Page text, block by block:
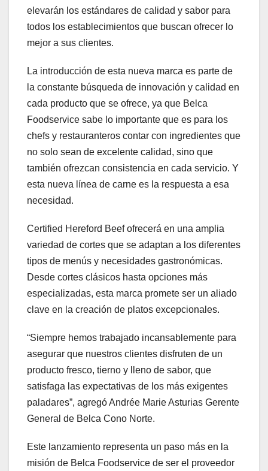
elevarán los estándares de calidad y sabor para
todos los establecimientos que buscan ofrecer lo
mejor a sus clientes.
La introducción de esta nueva marca es parte de
la constante búsqueda de innovación y calidad en
cada producto que se ofrece, ya que Belca
Foodservice sabe lo importante que es para los
chefs y restauranteros contar con ingredientes que
no solo sean de excelente calidad, sino que
también ofrezcan consistencia en cada servicio. Y
esta nueva línea de carne es la respuesta a esa
necesidad.
Certified Hereford Beef ofrecerá en una amplia
variedad de cortes que se adaptan a los diferentes
tipos de menús y necesidades gastronómicas.
Desde cortes clásicos hasta opciones más
especializadas, esta marca promete ser un aliado
clave en la creación de platos excepcionales.
“Siempre hemos trabajado incansablemente para
asegurar que nuestros clientes disfruten de un
producto fresco, tierno y lleno de sabor, que
satisfaga las expectativas de los más exigentes
paladares”, agregó Andrée Marie Asturias Gerente
General de Belca Cono Norte.
Este lanzamiento representa un paso más en la
misión de Belca Foodservice de ser el proveedor